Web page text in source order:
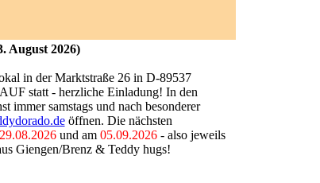
August 2026)
in der Marktstraße 26 in D-89537
statt - herzliche Einladung! In den
samstags und nach besonderer
öffnen. Die nächsten
29.08.2026und am 05.09.2026- also jeweils
Giengen/Brenz & Teddy hugs!